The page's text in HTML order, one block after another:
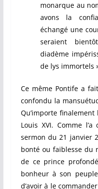
monarque au
avons la
échangé une
seraient
diadème
de lys immortels
Ce même Pontife a
confondu la
Qu’importe
Louis XVI. Comme
sermon du 21 janvier
bonté ou faiblesse du
de ce prince
bonheur à son
d’avoir à le